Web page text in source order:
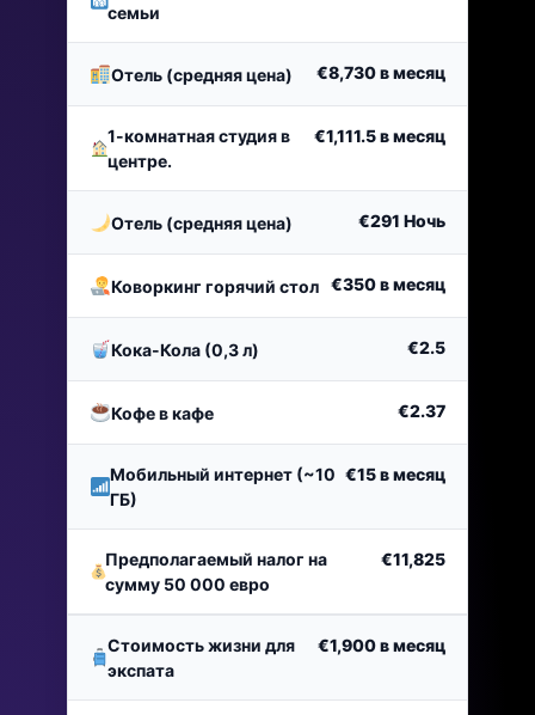
семьи
Отель (средняя цена) €8,730в месяц
1-комнатная студия в
центре.
€1,111.5в месяц
Отель (средняя цена) €291 Ночь
Коворкинг горячий стол €350в месяц
Кока-Кола (0,3 л) €2.5
Кофе в кафе €2.37
Мобильный интернет (~10
ГБ)
€15в месяц
Предполагаемый налог на
сумму 50 000 евро
€11,825
Стоимость жизни для
экспата
€1,900в месяц